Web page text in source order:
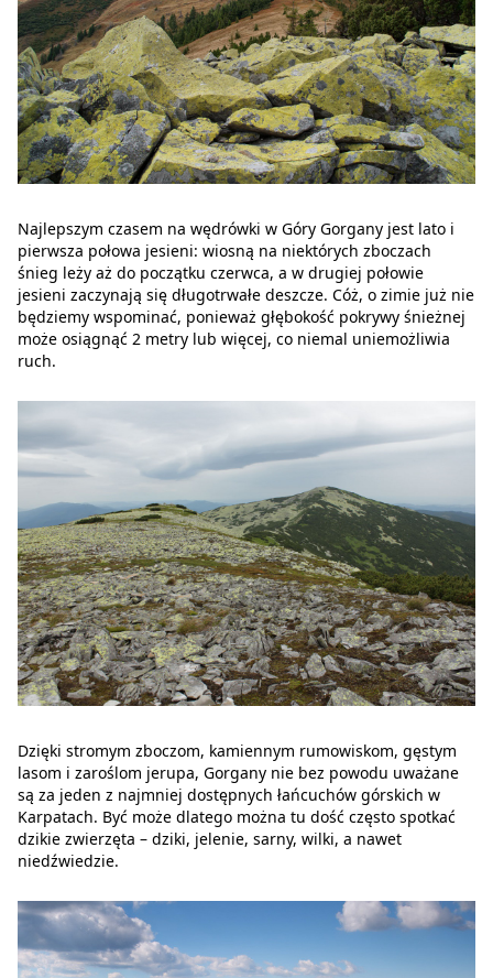
Najlepszym czasem na wędrówki w Góry Gorgany jest lato i
pierwsza połowa jesieni: wiosną na niektórych zboczach
śnieg leży aż do początku czerwca, a w drugiej połowie
jesieni zaczynają się długotrwałe deszcze. Cóż, o zimie już nie
będziemy wspominać, ponieważ głębokość pokrywy śnieżnej
może osiągnąć 2 metry lub więcej, co niemal uniemożliwia
ruch.
Dzięki stromym zboczom, kamiennym rumowiskom, gęstym
lasom i zaroślom jerupa, Gorgany nie bez powodu uważane
są za jeden z najmniej dostępnych łańcuchów górskich w
Karpatach. Być może dlatego można tu dość często spotkać
dzikie zwierzęta – dziki, jelenie, sarny, wilki, a nawet
niedźwiedzie.